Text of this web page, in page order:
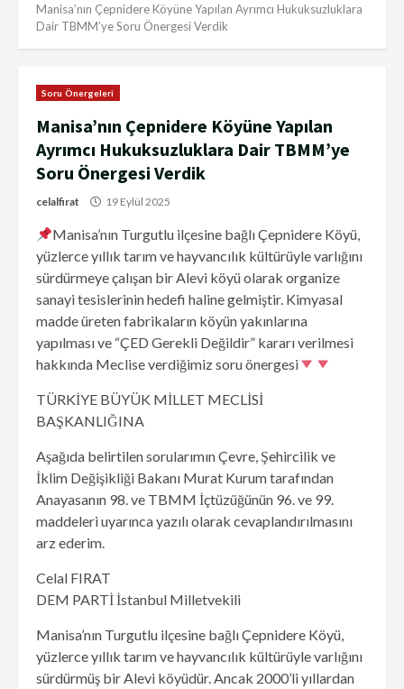
Manisa’nın Çepnidere Köyüne Yapılan Ayrımcı Hukuksuzluklara
Dair TBMM’ye Soru Önergesi Verdik
Soru Önergeleri
Manisa’nın Çepnidere Köyüne Yapılan
Ayrımcı Hukuksuzluklara Dair TBMM’ye
Soru Önergesi Verdik
celalfirat 19 Eylül 2025
Manisa’nın Turgutlu ilçesine bağlı Çepnidere Köyü,
yüzlerce yıllık tarım ve hayvancılık kültürüyle varlığını
sürdürmeye çalışan bir Alevi köyü olarak organize
sanayi tesislerinin hedefi haline gelmiştir. Kimyasal
madde üreten fabrikaların köyün yakınlarına
yapılması ve “ÇED Gerekli Değildir” kararı verilmesi
hakkında Meclise verdiğimiz soru önergesi
TÜRKİYE BÜYÜK MİLLET MECLİSİ
BAŞKANLIĞINA
Aşağıda belirtilen sorularımın Çevre, Şehircilik ve
İklim Değişikliği Bakanı Murat Kurum tarafından
Anayasanın 98. ve TBMM İçtüzüğünün 96. ve 99.
maddeleri uyarınca yazılı olarak cevaplandırılmasını
arz ederim.
Celal FIRAT
DEM PARTİ İstanbul Milletvekili
Manisa’nın Turgutlu ilçesine bağlı Çepnidere Köyü,
yüzlerce yıllık tarım ve hayvancılık kültürüyle varlığını
sürdürmüş bir Alevi köyüdür. Ancak 2000’li yıllardan